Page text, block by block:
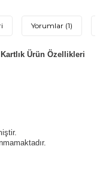
Yorumlar (1)
Ürün Özellikleri